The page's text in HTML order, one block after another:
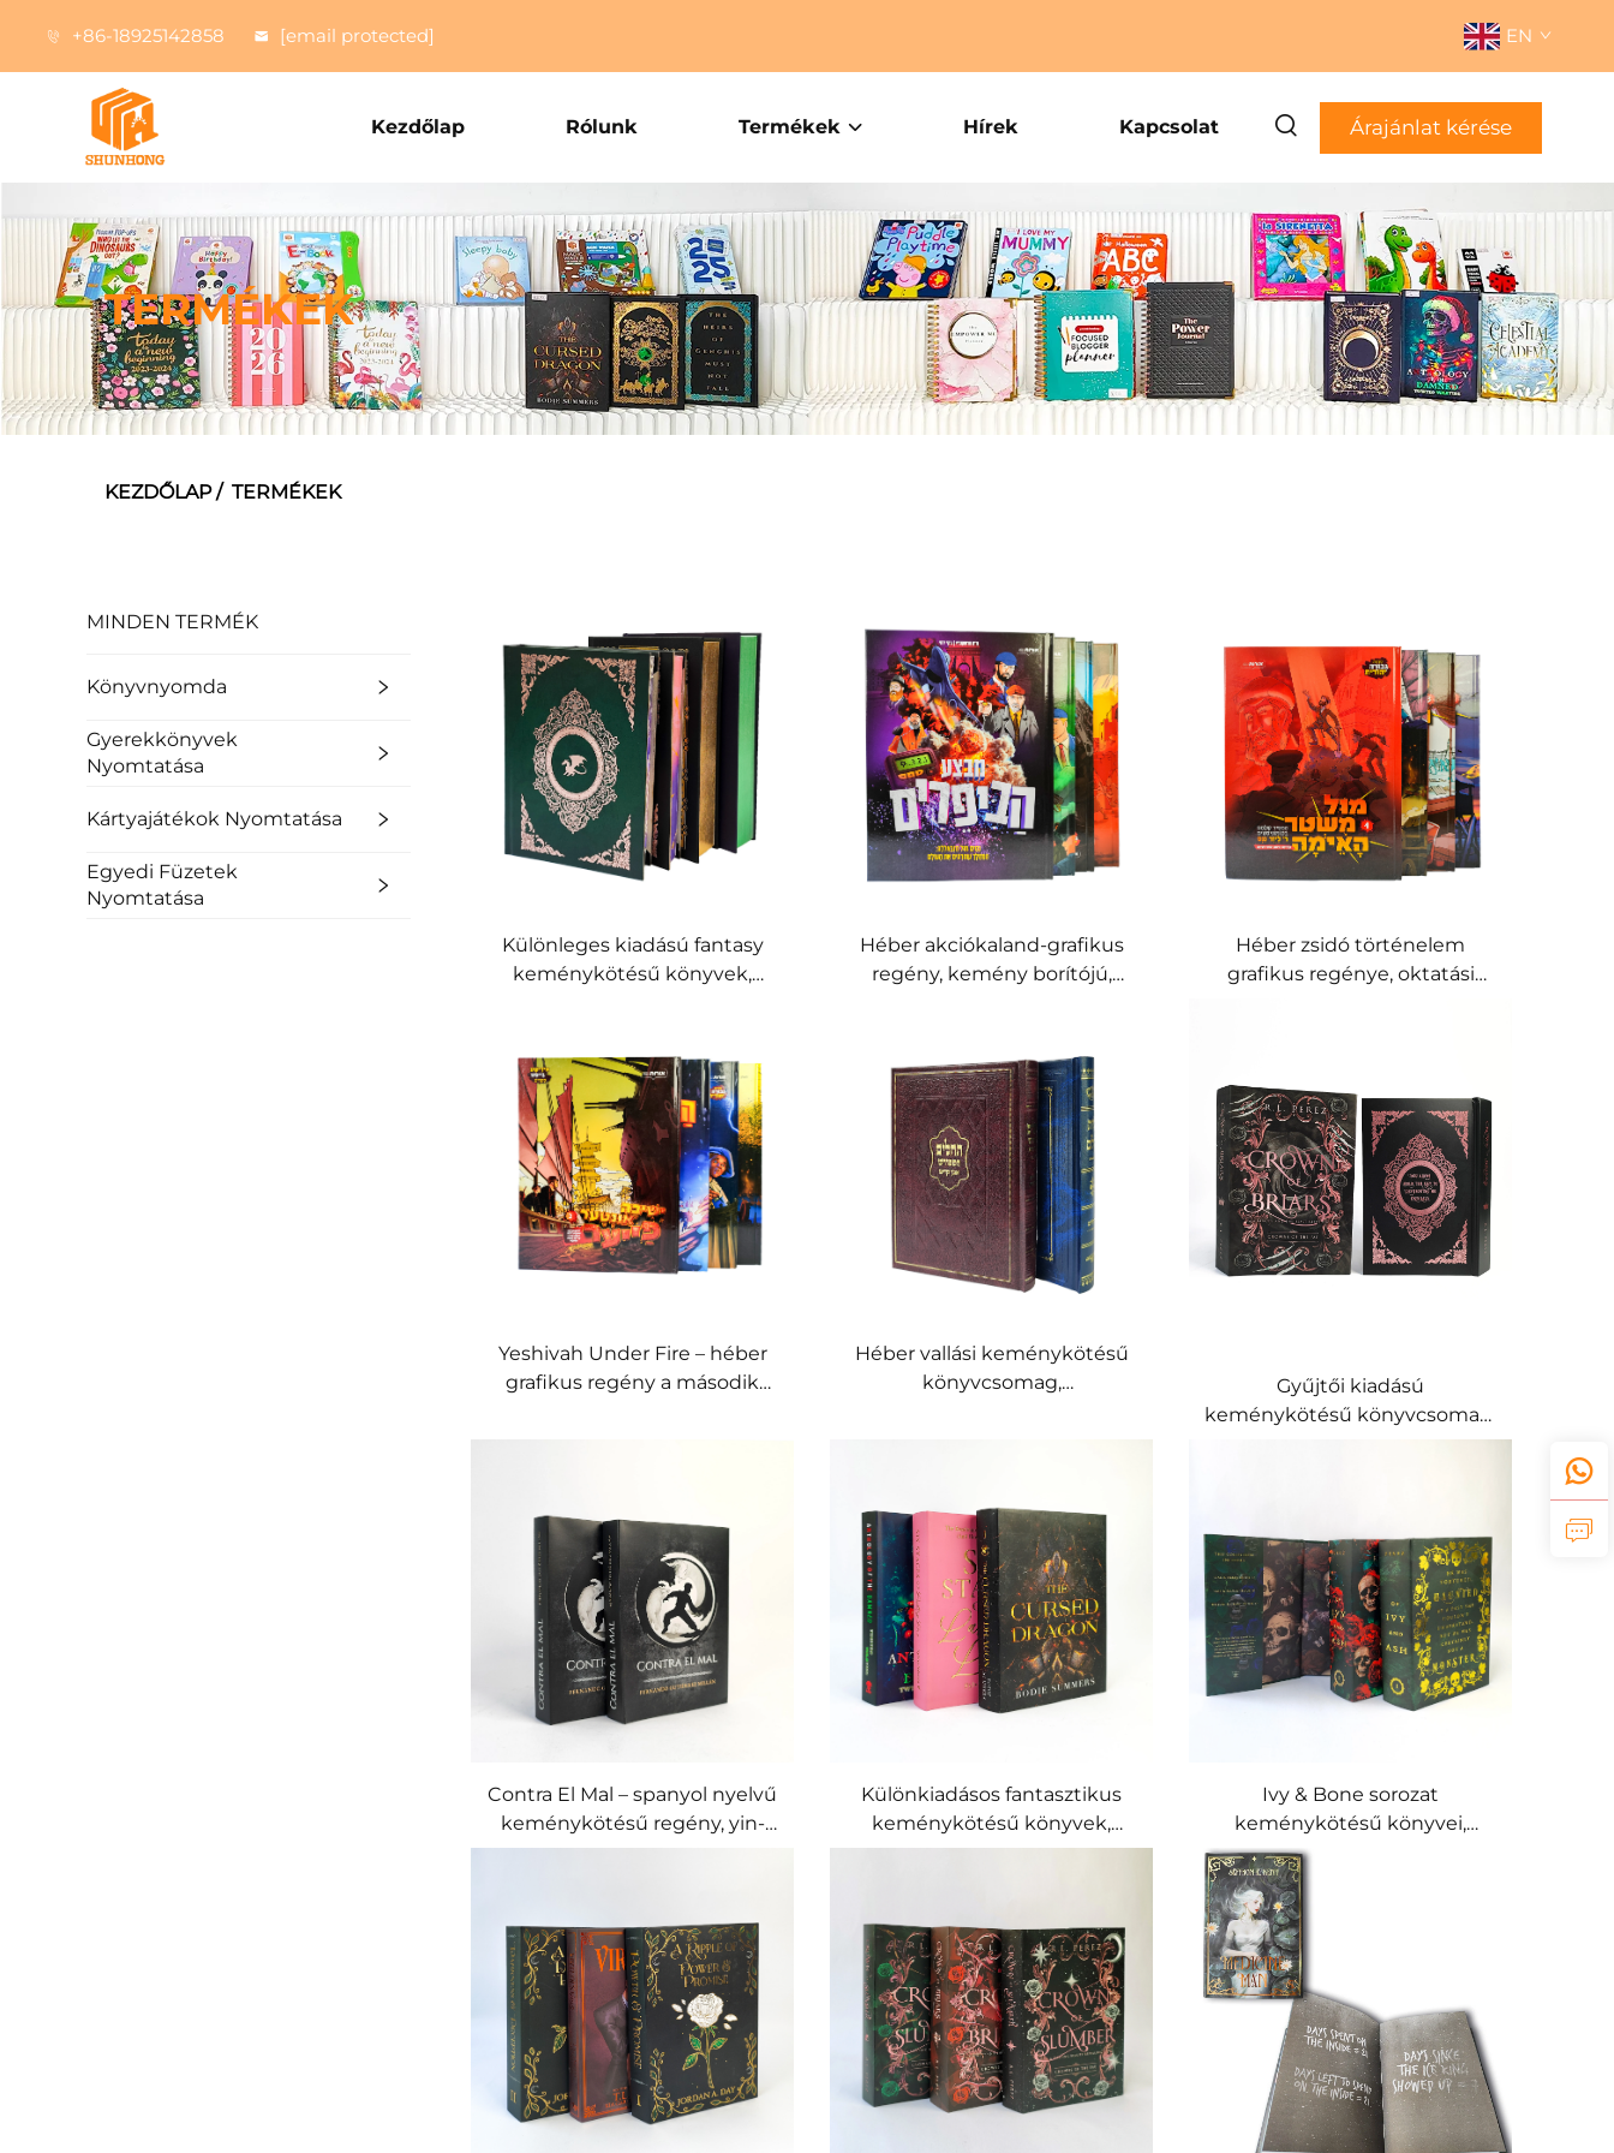
+86-18925142858 [email protected] EN
Kezdőlap Rólunk Termékek Hírek Kapcsolat Árajánlat kérése
TERMÉKEK
KEZDŐLAP/ TERMÉKEK
MINDEN TERMÉK
Könyvnyomda
Gyerekkönyvek
Nyomtatása
Kártyajátékok Nyomtatása
Egyedi Füzetek
Nyomtatása
Különleges kiadású fantasy
keménykötésű könyvek,
Héber akciókaland-grafikus
regény, kemény borítójú,
Héber zsidó történelem
grafikus regénye, oktatási
Yeshivah Under Fire – héber
grafikus regény a második
Héber vallási keménykötésű
könyvcsomag,
Gyűjtői kiadású
keménykötésű könyvcsomag,
fóliaművészeti díszítéssel és
Contra El Mal – spanyol nyelvű
keménykötésű regény, yin-
yang fantáziaművészeti kiadás
Különkiadásos fantasztikus
keménykötésű könyvek,
sárkány- és ünnepi
Ivy & Bone sorozat
keménykötésű könyvei,
különkiadás aranyfóliával és
koponya-rózsa motívumokkal